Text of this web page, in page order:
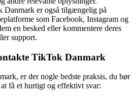
Danmark er også tilgængelig på
som Facebook, Instagram og
en besked eller kommentere deres
support.
TikTok Danmark
er der nogle bedste praksis, du bør
få et hurtigt og effektivt svar: